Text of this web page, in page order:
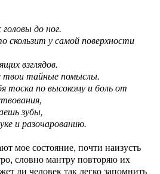
до ног.
скользит у самой поверхности
взглядов.
тайные помыслы.
тоска по высокому и боль от
зубы,
и разочарованию.
мое состояние, почти наизусть
словно мантру повторяю их
ли человек так легко запомнить